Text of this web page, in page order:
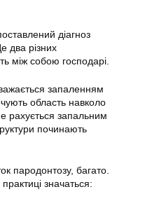
діагноз
два різних
між собою господарі.
запаленням
область навколо
рахується запальним
починають
пародонтозу, багато.
значаться: